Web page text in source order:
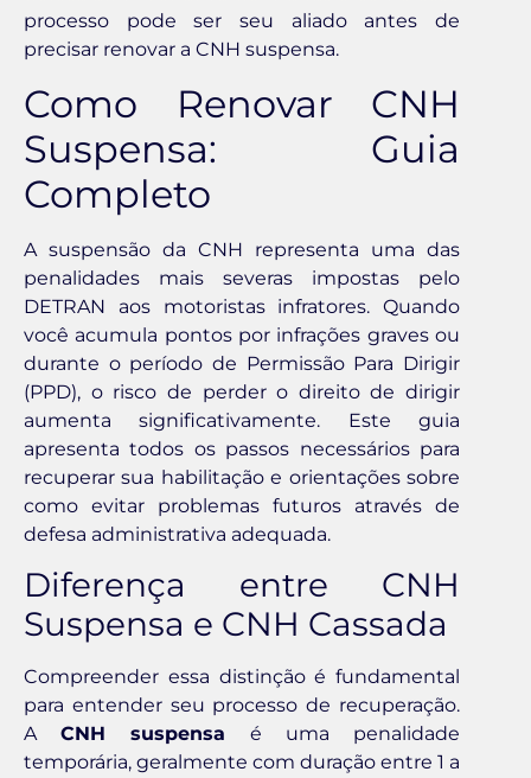
processo pode ser seu aliado antes de
precisar renovar a CNH suspensa.
Como Renovar CNH
Suspensa: Guia
Completo
A suspensão da CNH representa uma das
penalidades mais severas impostas pelo
DETRAN aos motoristas infratores. Quando
você acumula pontos por infrações graves ou
durante o período de Permissão Para Dirigir
(PPD), o risco de perder o direito de dirigir
aumenta significativamente. Este guia
apresenta todos os passos necessários para
recuperar sua habilitação e orientações sobre
como evitar problemas futuros através de
defesa administrativa adequada.
Diferença entre CNH
Suspensa e CNH Cassada
Compreender essa distinção é fundamental
para entender seu processo de recuperação.
ACNH suspensa é uma penalidade
temporária, geralmente com duração entre 1 a